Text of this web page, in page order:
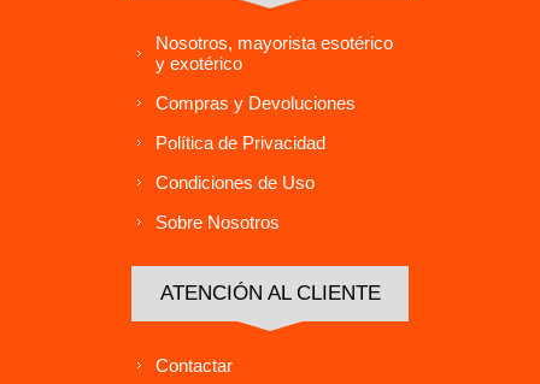
Nosotros, mayorista esotérico
y exotérico
Compras y Devoluciones
Política de Privacidad
Condiciones de Uso
Sobre Nosotros
ATENCIÓN AL CLIENTE
Contactar